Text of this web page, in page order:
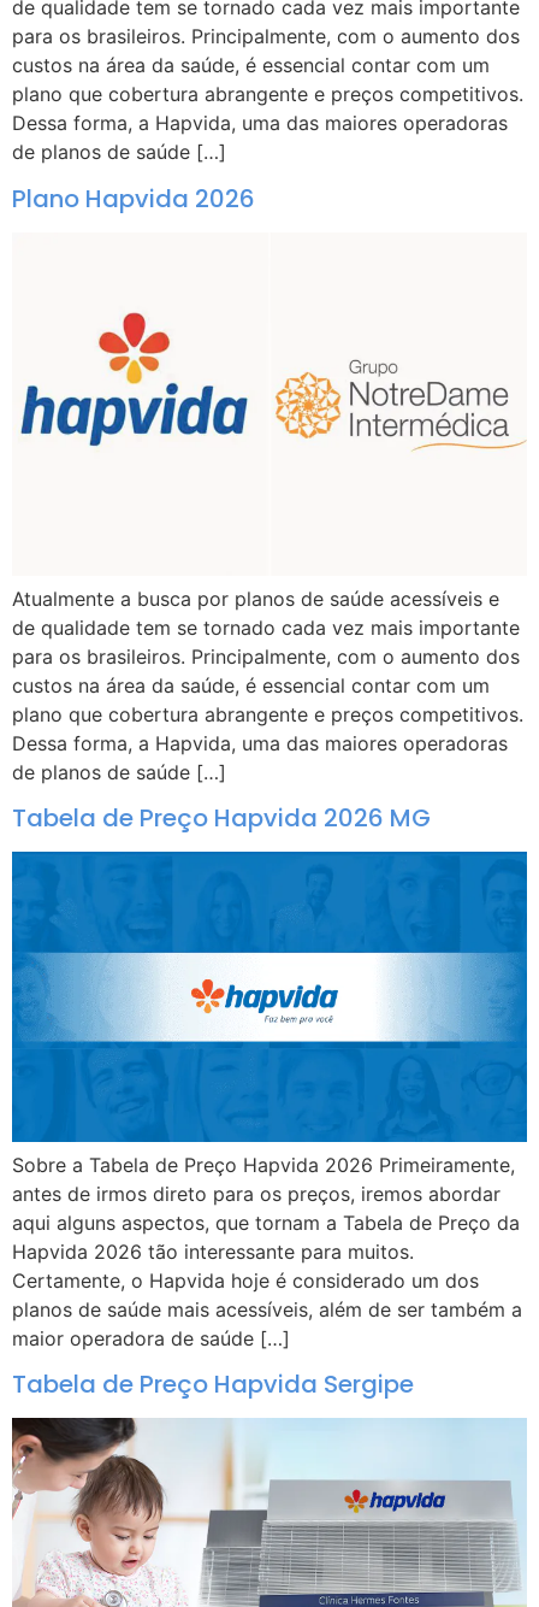
de qualidade tem se tornado cada vez mais importante
para os brasileiros. Principalmente, com o aumento dos
custos na área da saúde, é essencial contar com um
plano que cobertura abrangente e preços competitivos.
Dessa forma, a Hapvida, uma das maiores operadoras
de planos de saúde […]
Plano Hapvida 2026
Atualmente a busca por planos de saúde acessíveis e
de qualidade tem se tornado cada vez mais importante
para os brasileiros. Principalmente, com o aumento dos
custos na área da saúde, é essencial contar com um
plano que cobertura abrangente e preços competitivos.
Dessa forma, a Hapvida, uma das maiores operadoras
de planos de saúde […]
Tabela de Preço Hapvida 2026 MG
Sobre a Tabela de Preço Hapvida 2026 Primeiramente,
antes de irmos direto para os preços, iremos abordar
aqui alguns aspectos, que tornam a Tabela de Preço da
Hapvida 2026 tão interessante para muitos.
Certamente, o Hapvida hoje é considerado um dos
planos de saúde mais acessíveis, além de ser também a
maior operadora de saúde […]
Tabela de Preço Hapvida Sergipe